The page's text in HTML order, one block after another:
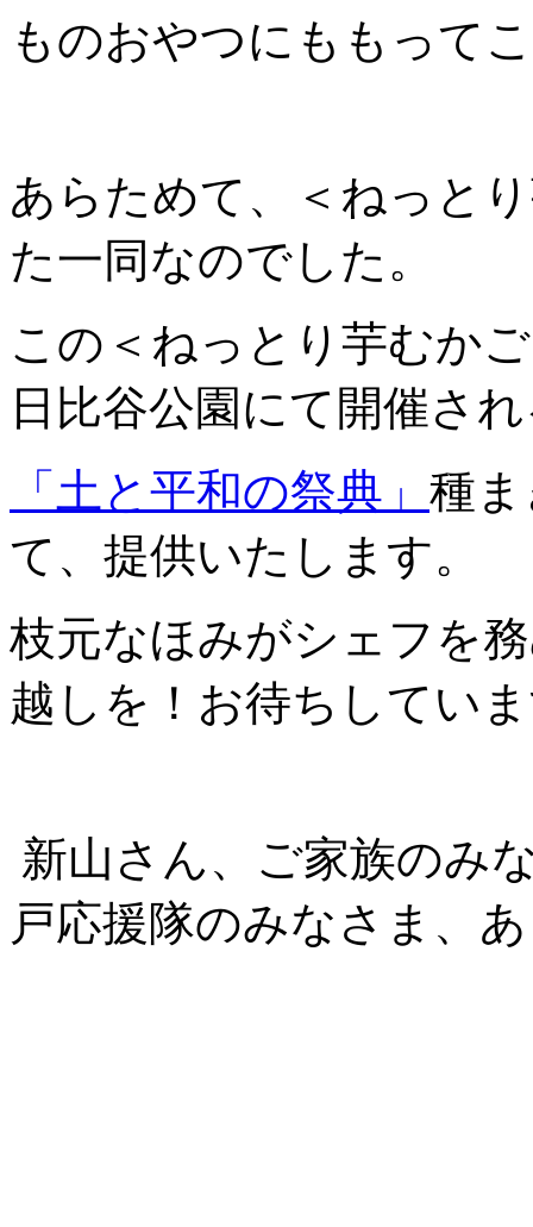
ものおやつにももって
あらためて、＜ねっと
た一同なのでした。
この＜ねっとり芋むか
日比谷公園にて開催さ
「土と平和の祭典」 種
て、提供いたします。
枝元なほみがシェフを
越しを！お待ちしてい
新山さん、ご家族のみ
戸応援隊のみなさま、